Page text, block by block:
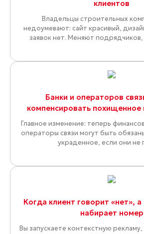
клиентов
Владельцы строительных
недоумевают: сайт красивый,
заявок нет. Меняют
Банки и операторов
компенсировать
Главное изменение: теперь
операторы связи могут быть
украденное, если они не
Когда клиент говорит «нет»,
набирает номер
Вы запускаете контекстную